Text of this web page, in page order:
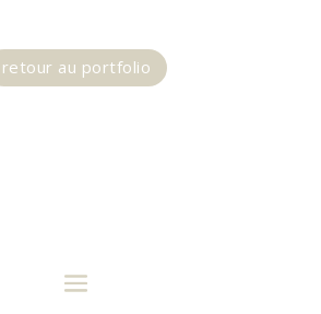
retour au portfolio